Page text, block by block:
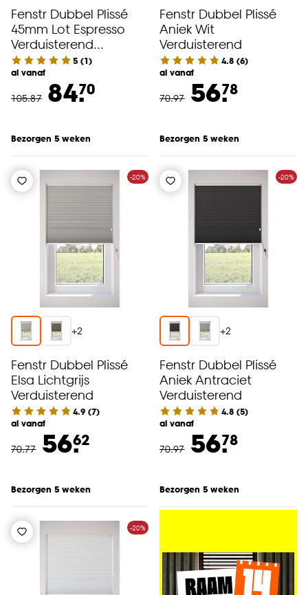
Fenstr Dubbel Plissé
45mm Lot Espresso
Verduisterend
Antraciet 5 (1)
al vanaf
105.87 84.70
Bezorgen 5 weken
Fenstr Dubbel Plissé
Aniek Wit
Verduisterend
4.8 (6)
al vanaf
70.97 56.78
Bezorgen 5 weken
-20%
+2
Fenstr Dubbel Plissé
Elsa Lichtgrijs
Verduisterend
4.9 (7)
al vanaf
70.77 56.62
Bezorgen 5 weken
-20%
+2
Fenstr Dubbel Plissé
Aniek Antraciet
Verduisterend
4.8 (5)
al vanaf
70.97 56.78
Bezorgen 5 weken
-20%